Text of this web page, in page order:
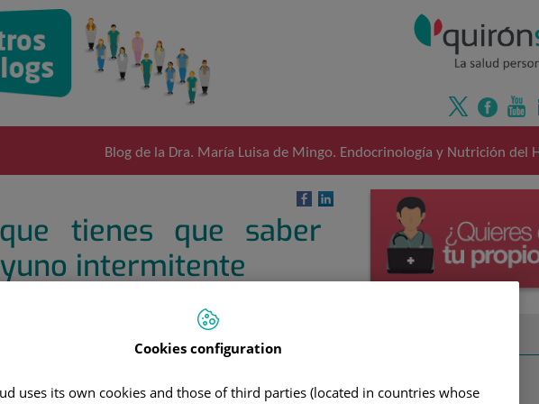
Blog de la Dra. María Luisa de Mingo. Endocrinología y Nutrición del
tienes que saber
intermitente
ALERGOLOGÍA
Cookies configuration
uses its own cookies and those of third parties (located in countries whose